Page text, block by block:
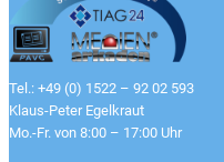
Tel.: +49 (0) 1522 – 92 02 593
Klaus-Peter Egelkraut
Mo.-Fr. von 8:00 – 17:00 Uhr